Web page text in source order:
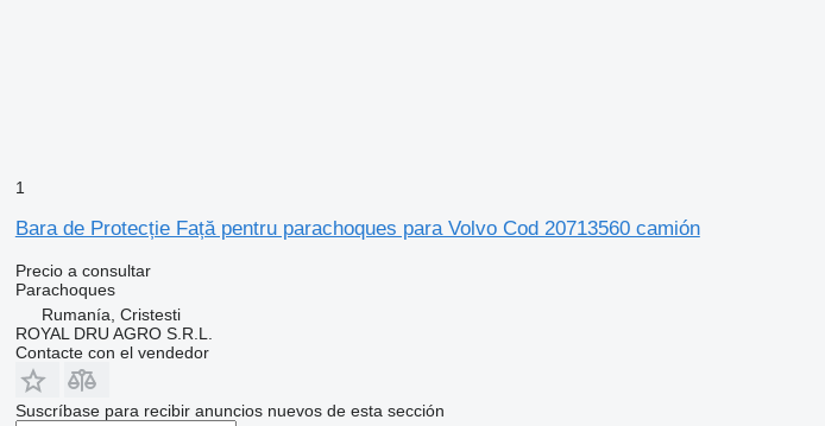
1
Bara de Protecție Față pentru parachoques para Volvo Cod 20713560 camión
Precio a consultar
Parachoques
Rumanía, Cristesti
ROYAL DRU AGRO S.R.L.
Contacte con el vendedor
Suscríbase para recibir anuncios nuevos de esta sección